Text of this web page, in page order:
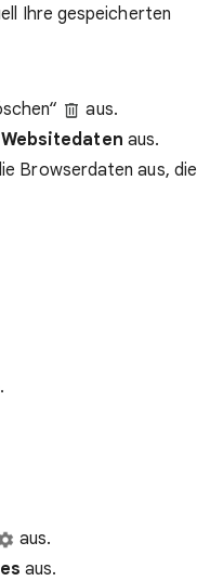
Ihre gespeicherten
aus.
aus.
Browserdaten aus, die
aus.
aus.